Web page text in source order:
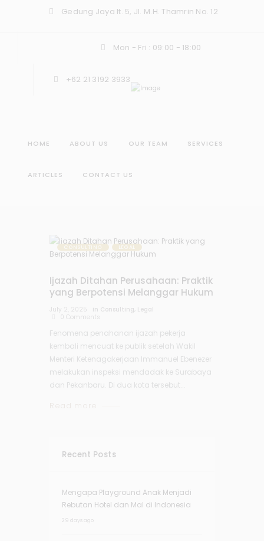
Gedung Jaya lt. 5, Jl. M.H. Thamrin No. 12
Mon - Fri : 09:00 - 18:00
+62 21 3192 3933
HOME ABOUT US OUR TEAM SERVICES
ARTICLES CONTACT US
CONSULTING LEGAL
Ijazah Ditahan Perusahaan: Praktik
yang Berpotensi Melanggar Hukum
July 2, 2025 in Consulting Legal
0 Comments
Fenomena penahanan ijazah pekerja
kembali mencuat ke publik setelah Wakil
Menteri Ketenagakerjaan Immanuel Ebenezer
melakukan inspeksi mendadak ke Surabaya
dan Pekanbaru. Di dua kota tersebut...
Recent Posts
Mengapa Playground Anak Menjadi
Rebutan Hotel dan Mal di Indonesia
29 days ago